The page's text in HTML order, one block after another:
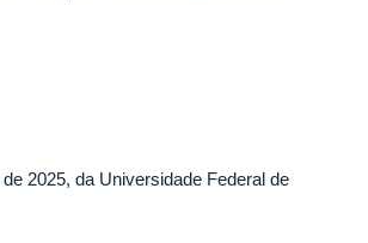
2025, da Universidade Federal de